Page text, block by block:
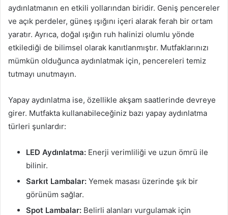
aydınlatmanın en etkili yollarından biridir. Geniş pencereler
ve açık perdeler, güneş ışığını içeri alarak ferah bir ortam
yaratır. Ayrıca, doğal ışığın ruh halinizi olumlu yönde
etkilediği de bilimsel olarak kanıtlanmıştır. Mutfaklarınızı
mümkün olduğunca aydınlatmak için, pencereleri temiz
tutmayı unutmayın.
Yapay aydınlatma ise, özellikle akşam saatlerinde devreye
girer. Mutfakta kullanabileceğiniz bazı yapay aydınlatma
türleri şunlardır:
LED Aydınlatma: Enerji verimliliği ve uzun ömrü ile
bilinir.
Sarkıt Lambalar: Yemek masası üzerinde şık bir
görünüm sağlar.
Spot Lambalar: Belirli alanları vurgulamak için